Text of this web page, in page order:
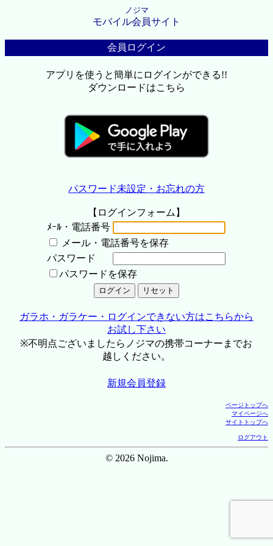
ノジマ
モバイル会員サイト
会員ログイン
アプリを使うと簡単にログインができる!!
ダウンロードはこちら
パスワード未設定・お忘れの方
【ログインフォーム】
ﾒｰﾙ・電話番号
メール・電話番号を保存
パスワード
パスワードを保存
ガラホ・ガラケー・ログインできない方はこちらから
お試し下さい
※不明点ございましたらノジマの携帯コーナーまでお
越しください。
新規会員登録
ページトップへ
マイページへ
サイトトップへ
ログアウト
© 2026 Nojima.